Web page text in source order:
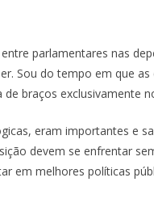
parlamentares nas
Sou do tempo em que
braços exclusivamente
eram importantes e
devem se enfrentar
em melhores políticas